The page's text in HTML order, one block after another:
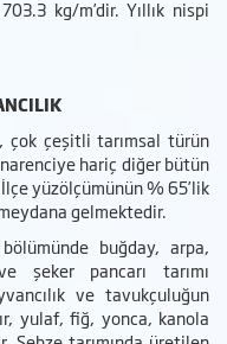
kg/m’dir. Yıllık nispi
çok çeşitli tarımsal türün
hariç diğer bütün
yüzölçümünün % 65’lik
gelmektedir.
buğday, arpa,
şeker pancarı tarımı
ve tavukçuluğun
yulaf, fiğ, yonca, kanola